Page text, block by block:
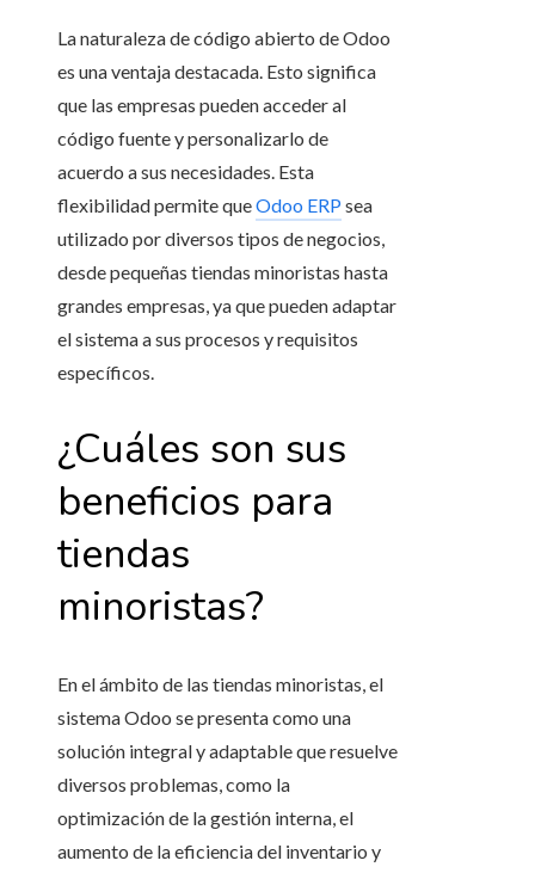
La naturaleza de código abierto de Odoo
es una ventaja destacada. Esto significa
que las empresas pueden acceder al
código fuente y personalizarlo de
acuerdo a sus necesidades. Esta
flexibilidad permite queOdoo ERPsea
utilizado por diversos tipos de negocios,
desde pequeñas tiendas minoristas hasta
grandes empresas, ya que pueden adaptar
el sistema a sus procesos y requisitos
específicos.
¿Cuáles son sus
beneficios para
tiendas
minoristas?
En el ámbito de las tiendas minoristas, el
sistema Odoo se presenta como una
solución integral y adaptable que resuelve
diversos problemas, como la
optimización de la gestión interna, el
aumento de la eficiencia del inventario y